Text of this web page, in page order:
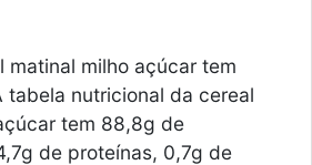
matinal milho açúcar tem
tabela nutricional da cereal
tem 88,8g de
de proteínas, 0,7g de